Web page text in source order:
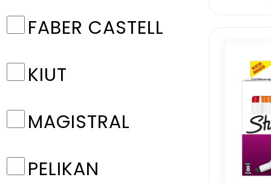
FABER CASTELL
KIUT
MAGISTRAL
PELIKAN